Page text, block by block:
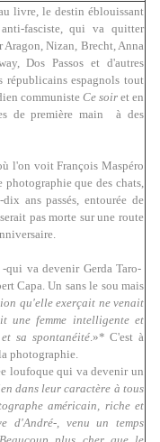
livre, le destin éblouissant
fasciste, qui va quitter
Nizan, Brecht, Anna
Dos Passos et d'autres
républicains espagnols tout
communiste Ce soir et en
de première main à des
l'on voit François Maspéro
que des chats,
ans passés, entourée de
pas morte sur une route
qui va devenir Gerda Taro-
Capa. Un sans le sou mais
qu'elle exerçait ne venait
une femme intelligente et
sa spontanéité.»* C'est à
photographie.
loufoque qui va devenir un
dans leur caractère à tous
américain, riche et
d'André-, venu un temps